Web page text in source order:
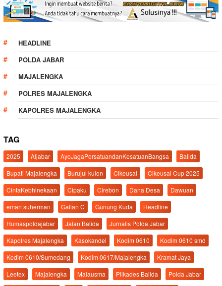
HEADLINE
POLDA JABAR
MAJALENGKA
POLRES MAJALENGKA
KAPOLRES MAJALENGKA
TAG
2025 Aljabar AyoJagaPersatuandanKesatuanBangsa
Balida
Bupati Majalengka
Burujul kulon Cikeusal
Cikeusal Cup 2025
CintaKebhinekaan
Cipaku Cirebon Dana Desa
Dawuan
eman suherman
Galian C Gunung Kuda
Headline
Humaspoldajabar
Jalan Balida
Jurnalis Polda Jabar
Kapolres Majalengka
Kasokandel Kodim 0610
Kodim 0610 smd
Kodim 0610/Sumedang
Kodim 0617/Majalengka
Kramat Jaya
Leetex
Majalengka Malausma Pilkades Balida
Polda Jabar